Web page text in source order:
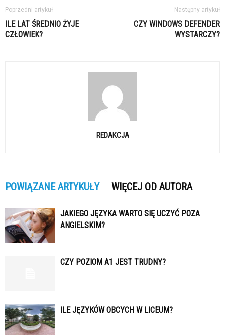
Poprzedni artykuł
ILE LAT ŚREDNIO ŻYJE
CZŁOWIEK?
Następny artykuł
CZY WINDOWS DEFENDER
WYSTARCZY?
REDAKCJA
POWIĄZANE ARTYKUŁY WIĘCEJ OD AUTORA
JAKIEGO JĘZYKA WARTO SIĘ UCZYĆ POZA
ANGIELSKIM?
CZY POZIOM A1 JEST TRUDNY?
ILE JĘZYKÓW OBCYCH W LICEUM?